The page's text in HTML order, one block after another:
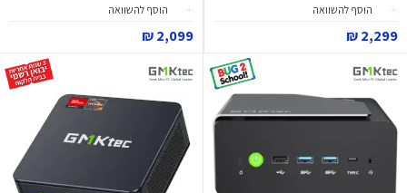
הוסף להשוואה
2,299 ₪
הוסף להשוואה
2,099 ₪